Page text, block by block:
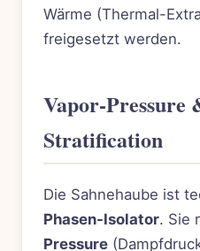
Wärme (Thermal-
freigesetzt werden.
Vapor-Pressure
Stratification
Die Sahnehaube ist
Phasen-Isolator. Sie
Pressure